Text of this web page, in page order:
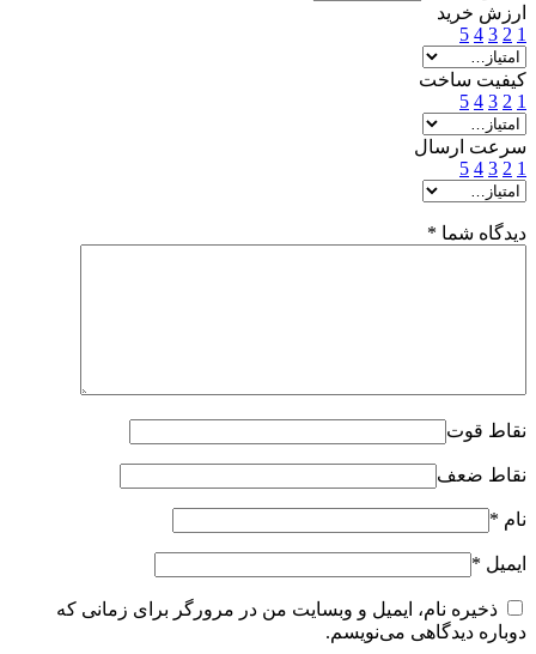
ارزش خرید
1
2
3
4
5
کیفیت ساخت
1
2
3
4
5
سرعت ارسال
1
2
3
4
5
دیدگاه شما *
نقاط قوت
نقاط ضعف
نام *
ایمیل *
ذخیره نام، ایمیل و وبسایت من در مرورگر برای زمانی که
دوباره دیدگاهی می‌نویسم.